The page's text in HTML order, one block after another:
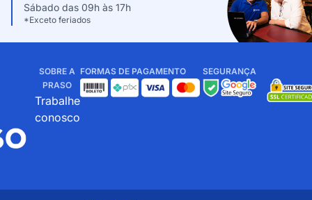
Sábado das 09h às 17h
*Exceto feriados
SOBRE A
PRASO
Trabalhe
conosco
FORMAS DE PAGAMENTO SEGURANÇA